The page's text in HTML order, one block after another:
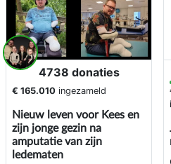
4738 donaties
€ 165.010 ingezameld
Nieuw leven voor Kees en
zijn jonge gezin na
amputatie van zijn
ledematen